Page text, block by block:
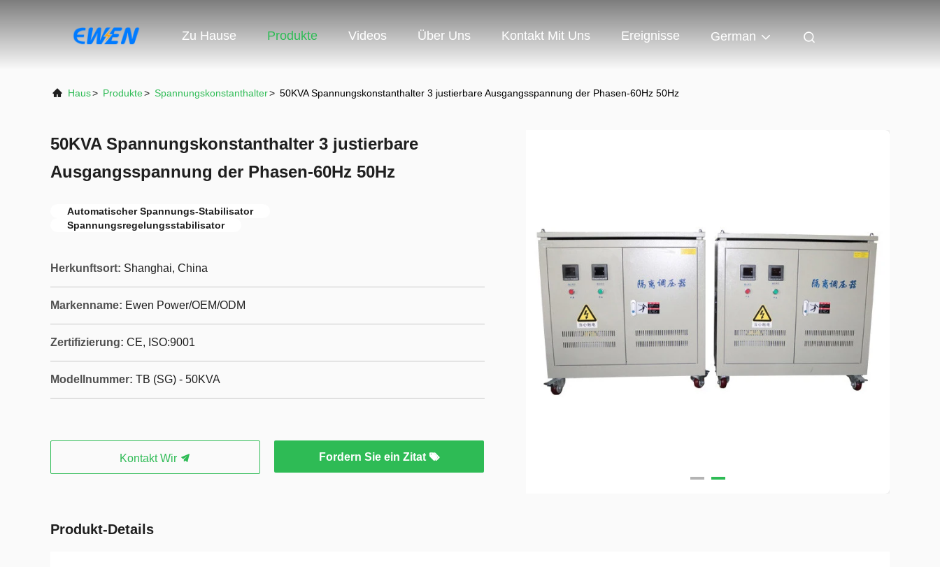
Zu Hause Produkte Videos Über Uns Kontakt Mit Uns Ereignisse German
Haus> Produkte> Spannungskonstanthalter> 50KVA Spannungskonstanthalter 3 justierbare Ausgangsspannung der Phasen-60Hz 50Hz
50KVA Spannungskonstanthalter 3 justierbare
Ausgangsspannung der Phasen-60Hz 50Hz
Automatischer Spannungs-Stabilisator
Spannungsregelungsstabilisator
Herkunftsort: Shanghai, China
Markenname: Ewen Power/OEM/ODM
Zertifizierung: CE, ISO:9001
Modellnummer: TB (SG) - 50KVA
Kontakt Wir Fordern Sie ein Zitat
Produkt-Details